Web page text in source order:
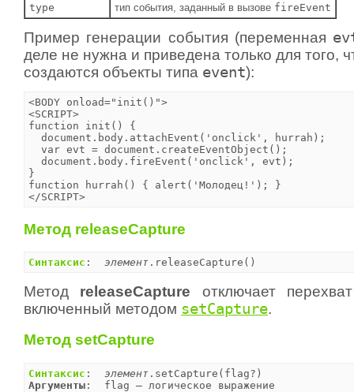
type
тип события, заданный в вызове fireEvent
Пример генерации события (переменная
деле не нужна и приведена только для того,
создаются объекты типа event):
<BODY onload="init()">
<SCRIPT>
function init() {
  document.body.attachEvent('onclick', hurrah);
  var evt = document.createEventObject();
  document.body.fireEvent('onclick', evt);
}
function hurrah() { alert('Молодец!'); }
</SCRIPT>
Метод releaseCapture
Синтаксис : элемент .releaseCapture()
Метод releaseCapture отключает
включенный методом setCapture.
Метод setCapture
Синтаксис : элемент
Аргументы :  flag — логическое выражение